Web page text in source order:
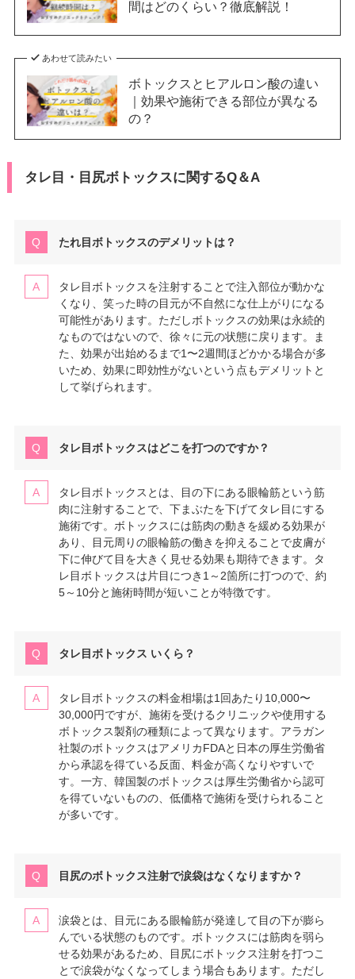
間はどのくらい？徹底解説！
あわせて読みたい
ボトックスとヒアルロン酸の違い
｜効果や施術できる部位が異なる
の？
タレ目・目尻ボトックスに関するQ＆A
たれ目ボトックスのデメリットは？
タレ目ボトックスを注射することで注入部位が動かな
くなり、笑った時の目元が不自然にな仕上がりになる
可能性があります。ただしボトックスの効果は永続的
なものではないので、徐々に元の状態に戻ります。ま
た、効果が出始めるまで1〜2週間ほどかかる場合が多
いため、効果に即効性がないという点もデメリットと
して挙げられます。
タレ目ボトックスはどこを打つのですか？
タレ目ボトックスとは、目の下にある眼輪筋という筋
肉に注射することで、下まぶたを下げてタレ目にする
施術です。ボトックスには筋肉の動きを緩める効果が
あり、目元周りの眼輪筋の働きを抑えることで皮膚が
下に伸びて目を大きく見せる効果も期待できます。タ
レ目ボトックスは片目につき1～2箇所に打つので、約
5～10分と施術時間が短いことが特徴です。
タレ目ボトックス いくら？
タレ目ボトックスの料金相場は1回あたり10,000〜
30,000円ですが、施術を受けるクリニックや使用する
ボトックス製剤の種類によって異なります。アラガン
社製のボトックスはアメリカFDAと日本の厚生労働省
から承認を得ている反面、料金が高くなりやすいで
す。一方、韓国製のボトックスは厚生労働省から認可
を得ていないものの、低価格で施術を受けられること
が多いです。
目尻のボトックス注射で涙袋はなくなりますか？
涙袋とは、目元にある眼輪筋が発達して目の下が膨ら
んでいる状態のものです。ボトックスには筋肉を弱ら
せる効果があるため、目尻にボトックス注射を打つこ
とで涙袋がなくなってしまう場合もあります。ただし